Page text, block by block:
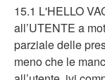
15.1 L'HELLO
all’UTENTE a
parziale delle
meno che le